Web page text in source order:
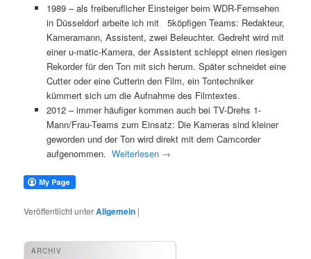
1989 – als freiberuflicher Einsteiger beim WDR-Fernsehen
in Düsseldorf arbeite ich mit 5köpfigen Teams: Redakteur,
Kameramann, Assistent, zwei Beleuchter. Gedreht wird mit
einer u-matic-Kamera, der Assistent schleppt einen riesigen
Rekorder für den Ton mit sich herum. Später schneidet eine
Cutter oder eine Cutterin den Film, ein Tontechniker
kümmert sich um die Aufnahme des Filmtextes.
2012 – immer häufiger kommen auch bei TV-Drehs 1-
Mann/Frau-Teams zum Einsatz: Die Kameras sind kleiner
geworden und der Ton wird direkt mit dem Camcorder
aufgenommen. Weiterlesen →
Veröffentlicht unterAllgemein |
ARCHIV